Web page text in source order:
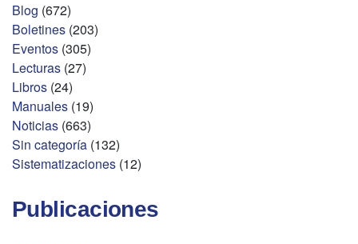
Blog (672)
Boletines (203)
Eventos (305)
Lecturas (27)
Libros (24)
Manuales (19)
Noticias (663)
Sin categoría (132)
Sistematizaciones (12)
Publicaciones